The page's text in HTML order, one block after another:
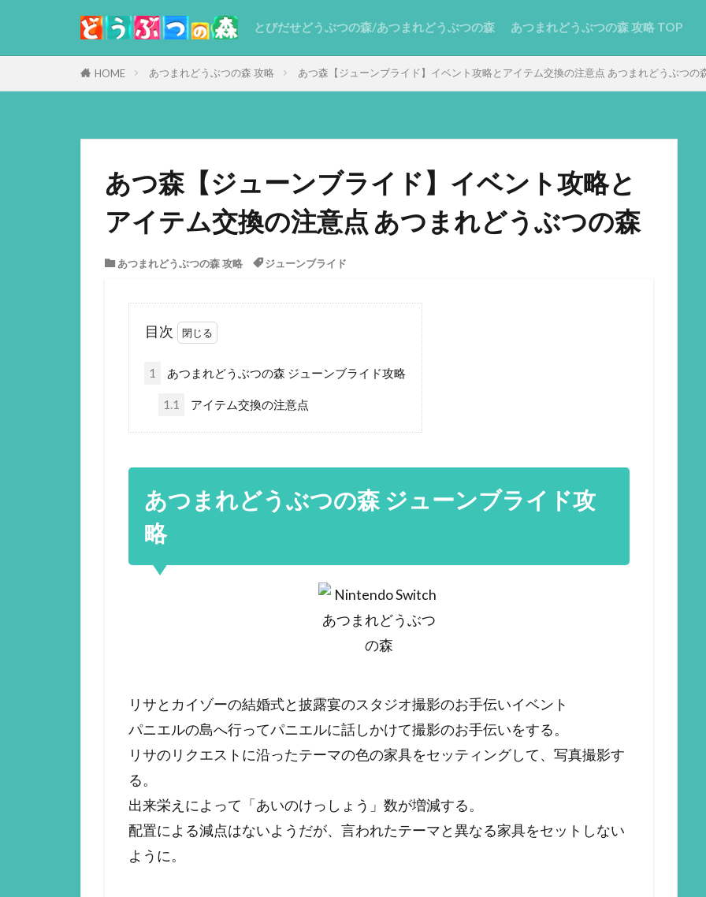
とびだせどうぶつの森/あつまれどうぶつの森 あつまれどうぶつの森 攻略 TOP
HOME あつまれどうぶつの森 攻略 あつ森【ジューンブライド】イベント攻略とアイテム交換の注意点 あつまれどうぶつの
あつ森【ジューンブライド】イベント攻略と
アイテム交換の注意点 あつまれどうぶつの森
あつまれどうぶつの森 攻略 ジューンブライド
目次
1 あつまれどうぶつの森 ジューンブライド攻略
1.1 アイテム交換の注意点
あつまれどうぶつの森 ジューンブライド攻
略
リサとカイゾーの結婚式と披露宴のスタジオ撮影のお手伝いイベント
パニエルの島へ行ってパニエルに話しかけて撮影のお手伝いをする。
リサのリクエストに沿ったテーマの色の家具をセッティングして、写真撮影す
る。
出来栄えによって「あいのけっしょう」数が増減する。
配置による減点はないようだが、言われたテーマと異なる家具をセットしない
ように。